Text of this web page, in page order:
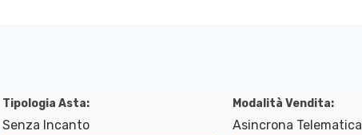
Tipologia Asta:
Senza Incanto
Modalità Vendita:
Asincrona Telematica